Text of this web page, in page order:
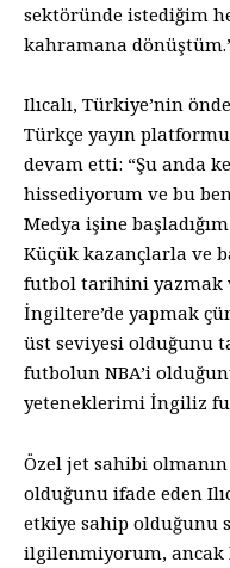
sektöründe istediğim
kahramana
Ilıcalı, Türkiye’nin
Türkçe yayın
devam etti: “Şu anda
hissediyorum ve bu
Medya işine
Küçük kazançlarla ve
futbol tarihini yazmak
İngiltere’de yapmak
üst seviyesi olduğunu
futbolun NBA’i
yeteneklerimi İngiliz
Özel jet sahibi
olduğunu ifade eden
etkiye sahip olduğunu
ilgilenmiyorum, ancak